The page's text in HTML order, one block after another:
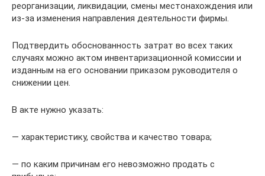
реорганизации, ликвидации, смены местонахождения или
из-за изменения направления деятельности фирмы.
Подтвердить обоснованность затрат во всех таких
случаях можно актом инвентаризационной комиссии и
изданным на его основании приказом руководителя о
снижении цен.
В акте нужно указать:
— характеристику, свойства и качество товара;
— по каким причинам его невозможно продать с